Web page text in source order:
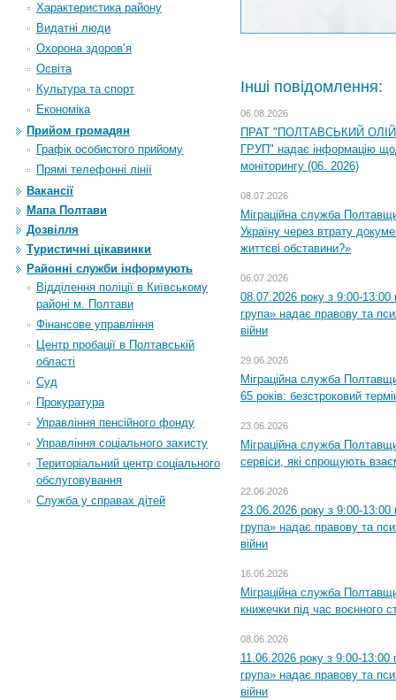
Характеристика району
Видатні люди
Охорона здоров’я
Освіта
Культура та спорт
Економіка
Прийом громадян
Графік особистого прийому
Прямі телефонні лінії
Вакансії
Мапа Полтави
Дозвілля
Туристичні цікавинки
Районні служби інформують
Відділення поліції в Київському
районі м. Полтави
Фінансове управління
Центр пробації в Полтавській
області
Суд
Прокуратура
Управління пенсійного фонду
Управління соціального захисту
Територіальний центр соціального
обслуговування
Служба у справах дітей
Інші повідомлення:
06.08.2026
ПРАТ "ПОЛТАВСЬКИЙ
ГРУП" надає інформацію
моніторингу (06. 2026)
08.07.2026
Міграційна служба
Україну через втрату
життєві обставини?»
06.07.2026
08.07.2026 року з 9:00-13:00
група» надає правову та
війни
29.06.2026
Міграційна служба
65 років: безстроковий
23.06.2026
Міграційна служба
сервіси, які спрощують
22.06.2026
23.06.2026 року з 9:00-13:00
група» надає правову та
війни
16.06.2026
Міграційна служба
книжечки під час воєнного
08.06.2026
11.06.2026 року з 9:00-13:00
група» надає правову та
війни